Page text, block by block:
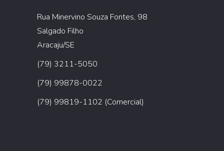
Rua Minervino Souza Fontes, 98
Salgado Filho
Aracaju/SE
(79) 3211-5050
(79) 99878-0022
(79) 99819-1102 (Comercial)